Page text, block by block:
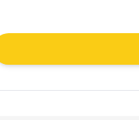
- Допустимая